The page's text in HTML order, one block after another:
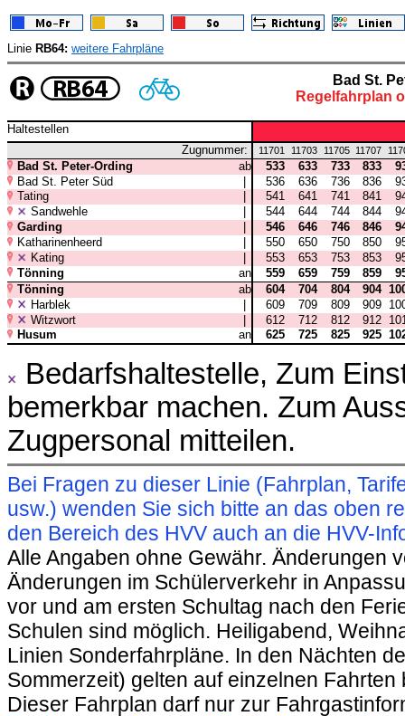
Linie RB64: weitere Fahrpläne
Bad St.
Regelfahrplan
Haltestellen
Zugnummer:
11701 11703 11705 11707
Bad St. Peter-Ording ab 533 633 733 833
Bad St. Peter Süd
| 536 636 736 836
Tating
541 641 741 841
Sandwehle
544 644 744 844
Garding
546 646 746 846
Katharinenheerd
550 650 750 850
Kating
553 653 753 853
Tönning
an 559 659 759 859
Tönning
ab 604 704 804 904
Harblek
| 609 709 809 909
Witzwort
| 612 712 812 912
Husum
an 625 725 825 925
Bedarfshaltestelle, Zum
bemerkbar machen. Zum
Zugpersonal mitteilen.
Bei Fragen zu dieser Linie (Fahrplan,
usw.) wenden Sie sich bitte an das oben
den Bereich des HVV auch an die HVV-
Alle Angaben ohne Gewähr. Änderungen
Änderungen im Schülerverkehr in
vor und am ersten Schultag nach den
Schulen sind möglich. Heiligabend,
Linien Sonderfahrpläne. In den Nächten
Sommerzeit) gelten auf einzelnen
Dieser Fahrplan darf nur zur